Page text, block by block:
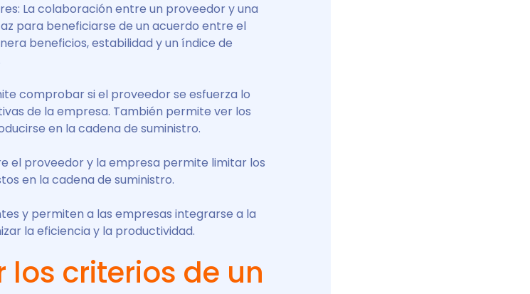
La colaboración entre un proveedor y una
para beneficiarse de un acuerdo entre el
beneficios, estabilidad y un índice de
comprobar si el proveedor se esfuerza lo
de la empresa. También permite ver los
en la cadena de suministro.
el proveedor y la empresa permite limitar los
en la cadena de suministro.
y permiten a las empresas integrarse a la
la eficiencia y la productividad.
los criterios de un